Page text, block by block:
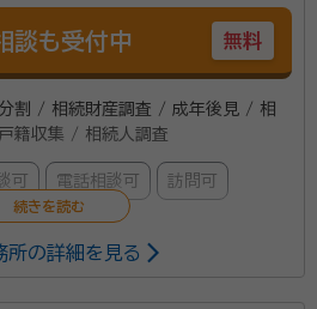
談も受付中 無料
割 / 相続財産調査 / 成年後見 / 相
籍収集 / 相続人調査
可 電話相談可 訪問可
所の詳細を見る